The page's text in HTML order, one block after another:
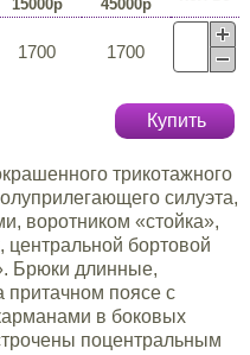
15000р
45000р
1700 1700
Купить
трикотажного
силуэта,
воротником «стойка»,
бортовой
Брюки длинные,
притачном поясе с
в боковых
поцентральным